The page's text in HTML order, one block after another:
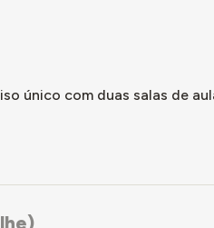
único com duas salas de